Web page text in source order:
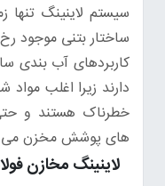
سیستم لاینینگ
ساختار بتنی موجود
کاربردهای آب بندی
دارند زیرا اغلب
خطرناک هستند و
های پوشش مخزن می
لاینینگ مخازن